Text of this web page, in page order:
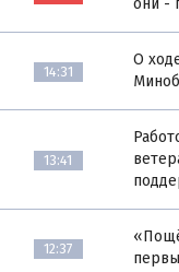
14:31
О
13:41
12:37